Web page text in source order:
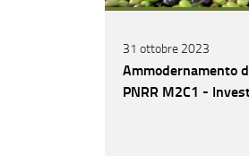
31 ottobre 2023
Ammodernamento
PNRR M2C1 -